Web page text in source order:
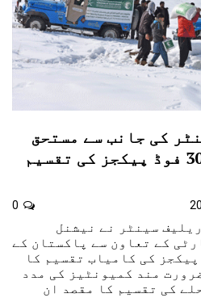
کی جانب سے مستحق
کمیونٹیز میں 30,000 فوڈ پیکجز کی تقسیم
سینٹر نے نیشنل
کے تعاون سے پاکستان کے
میں 30,000 فوڈ پیکجز کی کامیاب تقسیم کا
مند کمیونٹیز کی مدد
کی تقسیم کا مقصد ان